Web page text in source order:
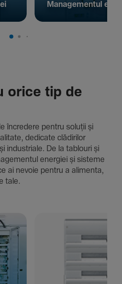
Managementul
orice tip de
încre­dere pentru soluții și
dedi­cate clădi­rilor
indus­triale. De la tablouri și
energiei și sisteme
ai nevoie pentru a alimenta,
tale.